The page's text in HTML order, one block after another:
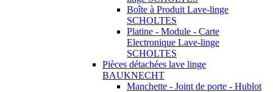
Boîte à Produit Lave-linge
SCHOLTES
Platine - Module - Carte
Electronique Lave-linge
SCHOLTES
Pièces détachées lave linge
BAUKNECHT
Manchette - Joint de porte - Hublot